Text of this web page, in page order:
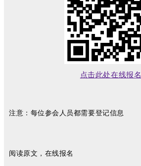
点击此处在线报名
注意：每位参会人员都需要登记信息
阅读原文，在线报名